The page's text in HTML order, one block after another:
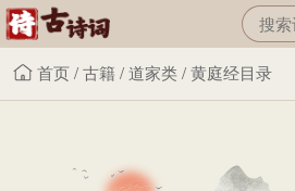
首页/古籍 /道家类/黄庭经目录